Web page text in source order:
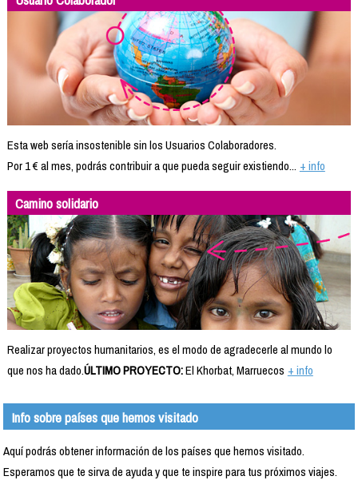
Esta web sería insostenible sin los Usuarios Colaboradores.
Por 1 € al mes, podrás contribuir a que pueda seguir existiendo... + info
Camino solidario
Realizar proyectos humanitarios, es el modo de agradecerle al mundo lo
que nos ha dado.ÚLTIMO PROYECTO:El Khorbat, Marruecos + info
Info sobre países que hemos visitado
Aquí podrás obtener información de los países que hemos visitado.
Esperamos que te sirva de ayuda y que te inspire para tus próximos viajes.